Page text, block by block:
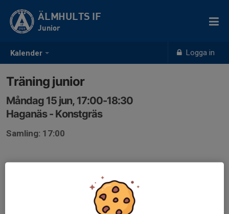
Kalender Logga in
ÄLMHULTS IF
Junior
Träning junior
Måndag 15 jun, 17:00-18:30
Haganäs - Konstgräs
Samling: 17:00